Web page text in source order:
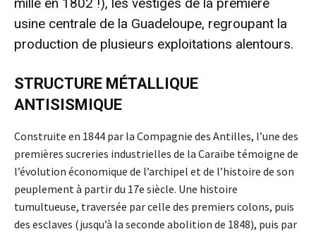
usine centrale de la Guadeloupe, regroupant la
production de plusieurs exploitations alentours.
STRUCTURE MÉTALLIQUE
ANTISISMIQUE
Construite en 1844 par la Compagnie des Antilles, l’une des
premières sucreries industrielles de la Caraïbe témoigne de
l’évolution économique de l’archipel et de l’histoire de son
peuplement à partir du 17e siècle. Une histoire
tumultueuse, traversée par celle des premiers colons, puis
des esclaves (jusqu’à la seconde abolition de 1848), puis par